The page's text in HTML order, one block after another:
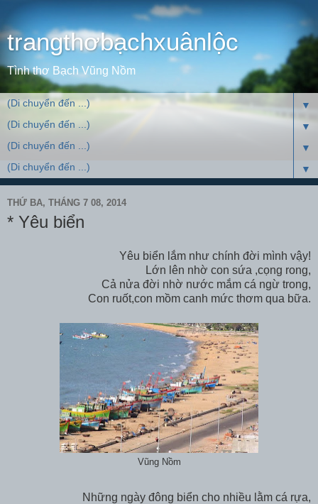
trangthơbạchxuânlộc
Tình thơ Bạch Vũng Nồm
▼
▼
▼
▼
THỨ BA, THÁNG 7 08, 2014
* Yêu biển
Yêu biển lắm như chính đời mình vậy!
Lớn lên nhờ con sứa ,cọng rong,
Cả nửa đời nhờ nước mắm cá ngừ trong,
Con ruốt,con mồm canh mức thơm qua bữa.
Vũng Nồm
Những ngày đông biển cho nhiều lằm cá rựa,